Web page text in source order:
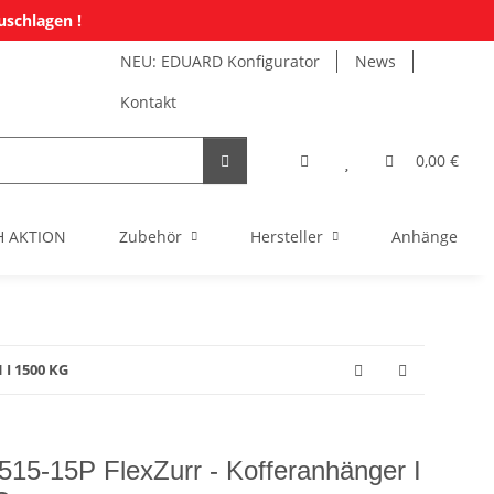
!
NEU: EDUARD Konfigurator
News
Kontakt
0,00 €
AKTION Zubehör Hersteller Anhänger
1500 KG
15P FlexZurr - Kofferanhänger I